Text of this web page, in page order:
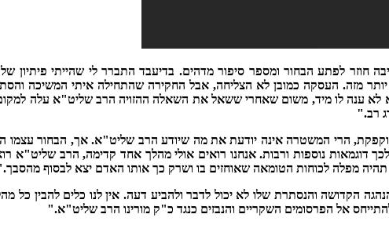
חוזר לפתע הבחור ומספר סיפור מדהים. בדיעבד התברר לי שהייתי
לא ענה לו מיד, משום שאחרי ששאל את השאלה ההזויה הרב שליט"א עלה
רב."
הרי המשטרה אינה יודעת את מה שיודע הרב שליט"א. אך, הבחור עצמו
לכך דוגמאות נוספות ורבות. אנחנו רואים אולי מהלך אחד קדימה, הרב
תהיה מפלה לכוחות הטומאה שאוחזים בו ושרק כך אותו האדם יצא לבסוף
הקדושה והנסתרת שלו לא יכול לדבר ולהביע דעה. אין לנו כלים להבין
אל הפרסומים השקריים והנבזים כנגד כ"ק מורינו הרב שליט"א."